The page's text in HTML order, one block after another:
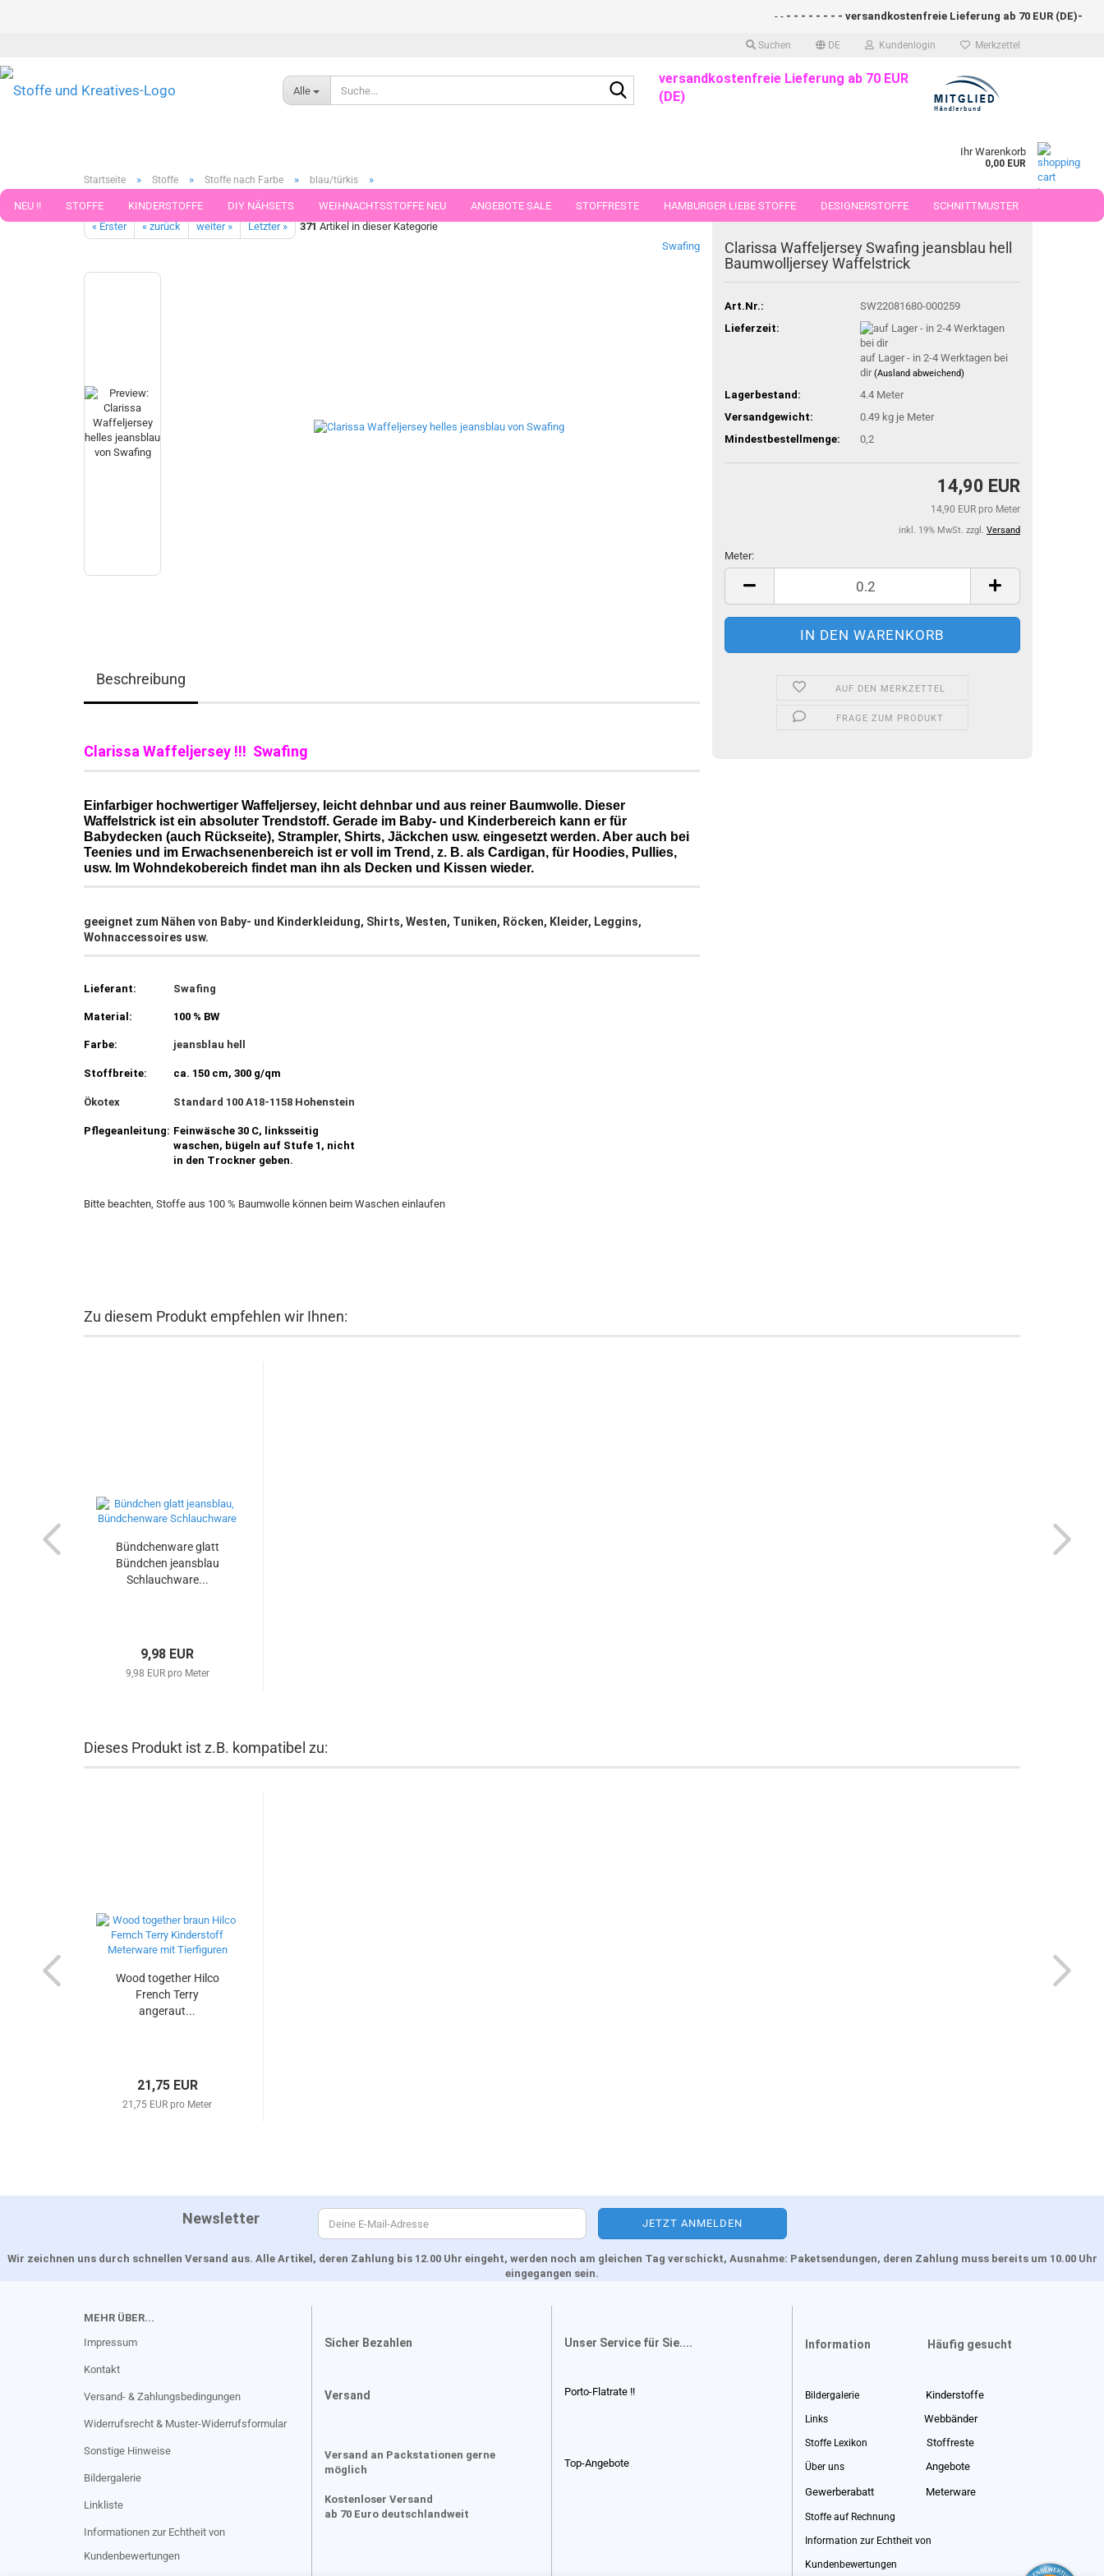
Suchen DE Kundenlogin Merkzettel
- - - - - - - - versandkostenfreie Lieferung ab 70 EUR (DE)- - - - -
Alle
Suche...versandkostenfreie Lieferung ab 70 EUR
(DE)
Ihr Warenkorb
0,00 EUR
NEU !! STOFFE KINDERSTOFFE DIY NÄHSETS WEIHNACHTSSTOFFE NEU ANGEBOTE SALE STOFFRESTE HAMBURGER LIEBE STOFFE DESIGNERSTOFFE SCHNITTMUSTER
WEBBAND WEBBÄNDER NÄHZUBEHÖR WOLLE UND ZUBEHÖR STOFFE IN STÜCKEN VON 25 UND 50 CM
Startseite » Stoffe » Stoffe nach Farbe » blau/türkis »
« Erster « zurück weiter » Letzter » 371 Artikel in dieser Kategorie
Swafing
Clarissa Waffeljersey Swafing jeansblau hell
Baumwolljersey Waffelstrick
Art.Nr.:
SW22081680-000259
Lieferzeit:
auf Lager - in 2-4 Werktagen bei
dir(Ausland abweichend)
Lagerbestand: 4.4 Meter
Versandgewicht:
0.49 kg je Meter
Mindestbestellmenge:
0,2
14,90 EUR
14,90 EUR pro Meter
inkl. 19% MwSt. zzgl. Versand
Meter:
Meter
AUF DEN MERKZETTEL
FRAGE ZUM PRODUKT
Beschreibung
Clarissa Waffeljersey !!! Swafing
Einfarbiger hochwertiger Waffeljersey, leicht dehnbar und aus reiner Baumwolle. Dieser
Waffelstrick ist ein absoluter Trendstoff. Gerade im Baby- und Kinderbereich kann er für
Babydecken (auch Rückseite), Strampler, Shirts, Jäckchen usw. eingesetzt werden. Aber auch bei
Teenies und im Erwachsenenbereich ist er voll im Trend, z. B. als Cardigan, für Hoodies, Pullies,
usw. Im Wohndekobereich findet man ihn als Decken und Kissen wieder.
geeignet zum Nähen von Baby- und Kinderkleidung, Shirts, Westen, Tuniken, Röcken, Kleider, Leggins,
Wohnaccessoires usw.
Lieferant: Swafing
Material: 100 % BW
Farbe: jeansblau hell
Stoffbreite: ca. 150 cm, 300 g/qm
Ökotex Standard 100 A18-1158 Hohenstein
Pflegeanleitung: Feinwäsche 30 C, linksseitig
waschen, bügeln auf Stufe 1, nicht
in den Trockner geben.
​Bitte beachten, Stoffe aus 100 % Baumwolle können beim Waschen einlaufen
Zu diesem Produkt empfehlen wir Ihnen:
Bündchenware glatt
Bündchen jeansblau
Schlauchware...
9,98 EUR
9,98 EUR pro Meter
Dieses Produkt ist z.B. kompatibel zu:
Wood together Hilco
French Terry
angeraut...
21,75 EUR
21,75 EUR pro Meter
Newsletter
Wir zeichnen uns durch schnellen Versand aus. Alle Artikel, deren Zahlung bis 12.00 Uhr eingeht, werden noch am gleichen Tag verschickt, Ausnahme: Paketsendungen, deren Zahlung muss bereits um 10.00 Uhr
eingegangen sein.
MEHR ÜBER...
Impressum
Kontakt
Versand- & Zahlungsbedingungen
Widerrufsrecht & Muster-Widerrufsformular
Sonstige Hinweise
Bildergalerie
Linkliste
Informationen zur Echtheit von
Kundenbewertungen
Sicher Bezahlen
Versand
Versand an Packstationen gerne
möglich
Kostenloser Versand
ab 70 Euro deutschlandweit
Unser Service für Sie....
Porto-Flatrate !!
Top-Angebote
Information Häufig gesucht
Bildergalerie Kinderstoffe
Links Webbänder
Stoffe Lexikon Stoffreste
Über uns Angebote
Gewerberabatt Meterware
Stoffe auf Rechnung
Information zur Echtheit von
Kundenbewertungen